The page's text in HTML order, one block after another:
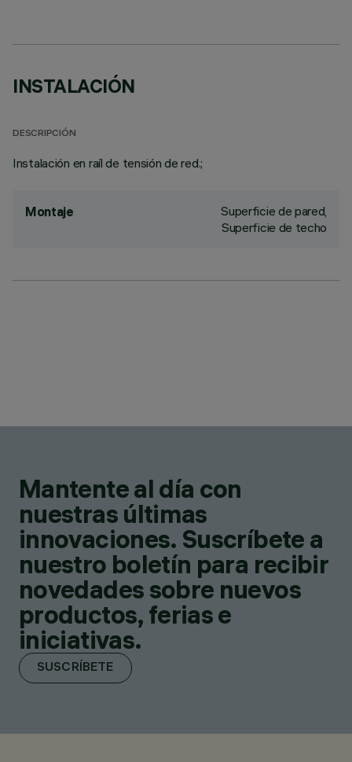
INSTALACIÓN
DESCRIPCIÓN
Instalación en raíl de tensión de red.;
Montaje
Superficie de pared,
Superficie de techo
Mantente al día con
nuestras últimas
innovaciones. Suscríbete a
nuestro boletín para recibir
novedades sobre nuevos
productos, ferias e
iniciativas.
SUSCRÍBETE